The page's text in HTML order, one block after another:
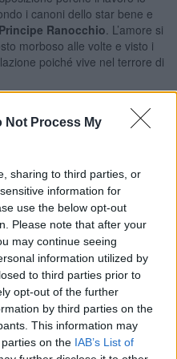
Not Process My
sharing to third parties, or
information for
use the below opt-out
Please note that after your
may continue seeing
information utilized by
to third parties prior to
opt-out of the further
by third parties on the
This information may
on the IAB’s List of
i canoni dello star bene e
Ranocchio . L’amore si
morboso alle volte e visto i
poiché vive nel terrore di
in virtù del suo lavoro ne ha
club) e in Miss Italia scatta la
un regolare processo lo
asfissiante. Principe
uno stinco di santo, fatte
mal sopporta Miss Italia
accusa, decide di troncare
per quanto le sta
si è avverata. E’ destinata
rassegna e piange lacrime
momento non c’è e non riesce
temendo anche stavolta